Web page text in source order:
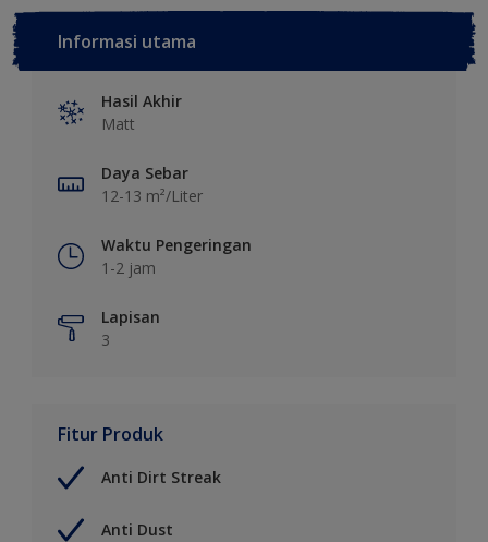
Informasi utama
Hasil Akhir
Matt
Daya Sebar
12-13 m²/Liter
Waktu Pengeringan
1-2 jam
Lapisan
3
Fitur Produk
Anti Dirt Streak
Anti Dust